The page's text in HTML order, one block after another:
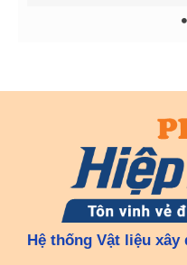
1
Hệ thống Vật liệu